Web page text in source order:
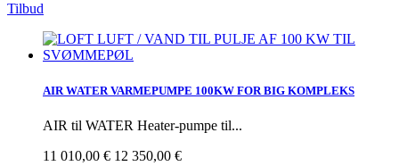
Tilbud
AIR WATER VARMEPUMPE 100KW FOR BIG KOMPLEKS
AIR til WATER Heater-pumpe til...
11 010,00 € 12 350,00 €